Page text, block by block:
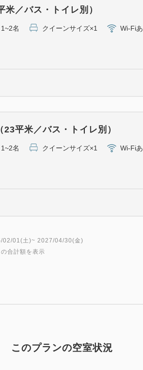
※スイーツプレート
当日の状況により
ライブキッチンで焼
家族でお楽しみいた
朝食会場 2階オー
・全室WiFi無料
・ジム無料（シューズ
／バス・トイレ別）
1~2名 クイーンサイズ×1 Wi-Fiあ
平米／バス・トイレ別）
1~2名 クイーンサイズ×1 Wi-Fiあ
02/01(土)~ 2027/04/30(金)
の合計額を表示
このプランの空室状況